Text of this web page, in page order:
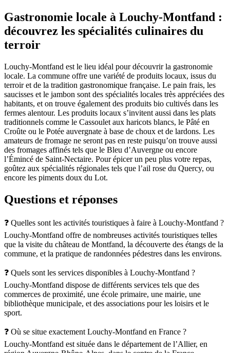
Gastronomie locale à Louchy-Montfand :
découvrez les spécialités culinaires du
terroir
Louchy-Montfand est le lieu idéal pour découvrir la gastronomie
locale. La commune offre une variété de produits locaux, issus du
terroir et de la tradition gastronomique française. Le pain frais, les
saucisses et le jambon sont des spécialités locales très appréciées des
habitants, et on trouve également des produits bio cultivés dans les
fermes alentour. Les produits locaux s’invitent aussi dans les plats
traditionnels comme le Cassoulet aux haricots blancs, le Pâté en
Croûte ou le Potée auvergnate à base de choux et de lardons. Les
amateurs de fromage ne seront pas en reste puisqu’on trouve aussi
des fromages affinés tels que le Bleu d’Auvergne ou encore
l’Émincé de Saint-Nectaire. Pour épicer un peu plus votre repas,
goûtez aux spécialités régionales tels que l’ail rose du Quercy, ou
encore les piments doux du Lot.
Questions et réponses
❓ Quelles sont les activités touristiques à faire à Louchy-Montfand ?
Louchy-Montfand offre de nombreuses activités touristiques telles
que la visite du château de Montfand, la découverte des étangs de la
commune, et la pratique de randonnées pédestres dans les environs.
❓ Quels sont les services disponibles à Louchy-Montfand ?
Louchy-Montfand dispose de différents services tels que des
commerces de proximité, une école primaire, une mairie, une
bibliothèque municipale, et des associations pour les loisirs et le
sport.
❓ Où se situe exactement Louchy-Montfand en France ?
Louchy-Montfand est située dans le département de l’Allier, en